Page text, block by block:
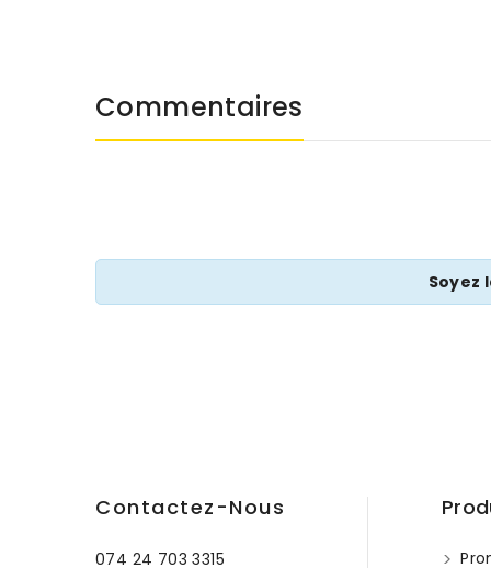
Commentaires
Soyez
Contactez-Nous
074 24 703 3315